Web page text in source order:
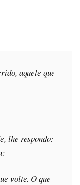
aquele que
lhe respondo:
volte. O que